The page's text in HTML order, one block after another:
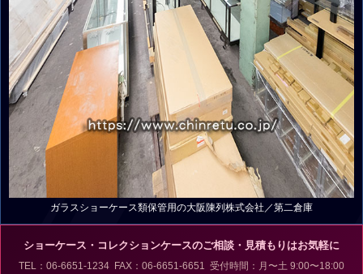
ガラスショーケース類保管用の大阪陳列株式会社／第二倉庫
ショーケース・コレクションケースのご相談・見積もりはお気軽に
TEL：06-6651-1234 FAX：06-6651-6651 受付時間：月〜土 9:00〜18:00